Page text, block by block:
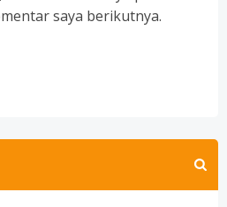
saya berikutnya.